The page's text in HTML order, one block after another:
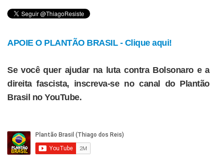
APOIE O PLANTÃO BRASIL - Clique aqui!
Se você quer ajudar na luta contra Bolsonaro e a
direita fascista, inscreva-se no canal do Plantão
Brasil no YouTube.